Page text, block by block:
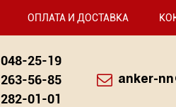
ОПЛАТА И ДОСТАВКА
25-19
56-85
01-01
anker-